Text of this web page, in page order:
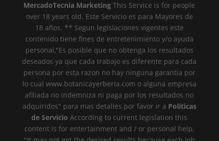
MercadoTecnia MarketingThis Service is for people
over 18 years old. Este Servicio es para Mayores de
18 años. ** Segun legislaciones vigentes este
contenido tiene fines de entretenimiento y/o ayuda
personal,"Es posible que no obtenga los resultados
deseados ya que cada trabajo es diferente para cada
persona por esta razon no hay ninguna garantia por
lo cual www.botanicayerberia.com o alguna empresa
afiliada no indemniza ni paga por los resultados no
adquiridos" para mas detalles por favor ir a Politicas
de Servicio According to current legislation this
content is for entertainment and / or personal help,